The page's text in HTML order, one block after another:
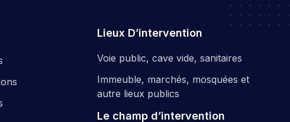
Lieux D’intervention
Voie public, cave vide, sanitaires
Immeuble, marchés, mosquées et
autre lieux publics
Le champ d’intervention